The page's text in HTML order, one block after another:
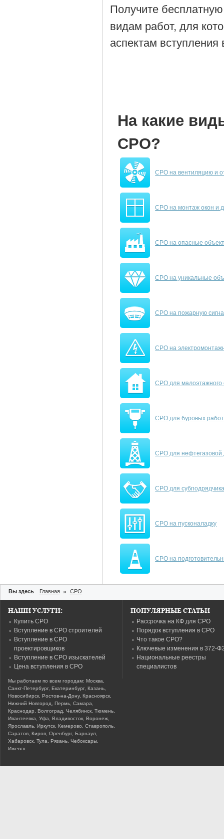
Получите
видам работ, для
аспектам
На какие
СРО?
СРО на вентиляцию и
СРО на монтаж окон и
СРО на опасные
СРО на уникальные
СРО на пожарную
СРО на
СРО для малоэтажного
СРО для буровых работ
СРО для нефтегазовой
СРО для
СРО на пусконаладку
СРО на
Вы здесь Главная » СРО
НАШИ УСЛУГИ:
Купить СРО
Вступление в СРО строителей
Вступление в СРО
проектировщиков
Вступление в СРО изыскателей
Цена вступления в СРО
Мы работаем по всем городам: Москва,
Санкт-Петербург, Екатеринбург, Казань,
Новосибирск, Ростов-на-Дону, Красноярск,
Нижний Новгород, Пермь, Самара,
Краснодар, Волгоград, Челябинск, Тюмень,
Ивантеевка, Уфа, Владивосток, Воронеж,
Ярославль, Иркутск, Кемерово, Ставрополь,
Саратов, Киров, Оренбург, Барнаул,
Хабаровск, Тула, Рязань, Чебоксары,
Ижевск
ПОПУЛЯРНЫЕ СТАТЬИ
Рассрочка на КФ для СРО
Порядок вступления в СРО
Что такое СРО?
Ключевые изменения в 372-
Национальные реестры
специалистов